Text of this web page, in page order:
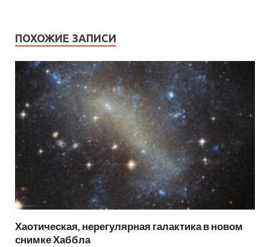
ПОХОЖИЕ ЗАПИСИ
Хаотическая, нерегулярная галактика в новом
снимке Хаббла